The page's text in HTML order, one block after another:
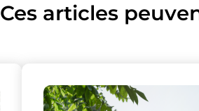
Tout accepter
Ces articles